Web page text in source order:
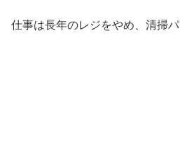
仕事は長年のレジをやめ、清掃パ